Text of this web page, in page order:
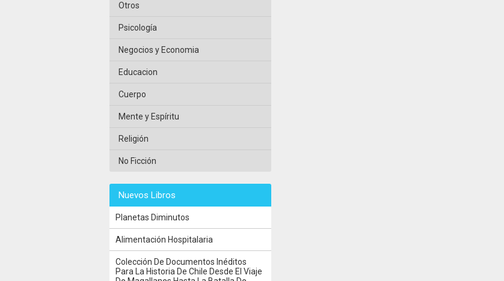
Otros
Psicología
Negocios y Economia
Educacion
Cuerpo
Mente y Espíritu
Religión
No Ficción
Nuevos Libros
Planetas Diminutos
Alimentación Hospitalaria
Colección De Documentos Inéditos
Para La Historia De Chile Desde El Viaje